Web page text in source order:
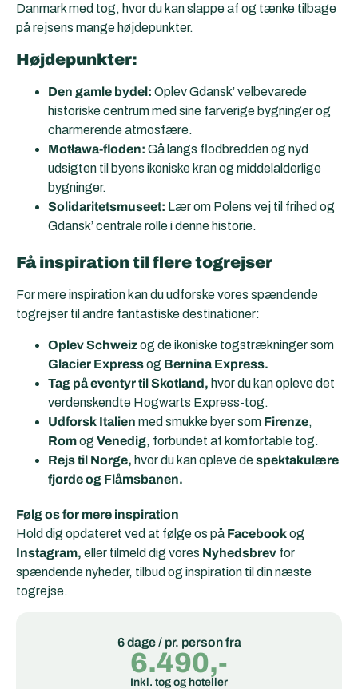
Danmark med tog, hvor du kan slappe af og tænke tilbage
på rejsens mange højdepunkter.
Højdepunkter:
Den gamle bydel: Oplev Gdansk’ velbevarede
historiske centrum med sine farverige bygninger og
charmerende atmosfære.
Motława-floden: Gå langs flodbredden og nyd
udsigten til byens ikoniske kran og middelalderlige
bygninger.
Solidaritetsmuseet: Lær om Polens vej til frihed og
Gdansk’ centrale rolle i denne historie.
Få inspiration til flere togrejser
For mere inspiration kan du udforske vores spændende
togrejser til andre fantastiske destinationer:
Oplev Schweizog de ikoniske togstrækninger som
Glacier Expressog Bernina Express.
Tag på eventyr til Skotland, hvor du kan opleve det
verdenskendte Hogwarts Express-tog.
Udforsk Italien med smukke byer som Firenze,
Romog Venedig, forbundet af komfortable tog.
Rejs til Norge, hvor du kan opleve despektakulære
fjorde og Flåmsbanen.
Følg os for mere inspiration
Hold dig opdateret ved at følge os på Facebookog
Instagram, eller tilmeld dig vores Nyhedsbrev for
spændende nyheder, tilbud og inspiration til din næste
togrejse.
6 dage / pr. person fra
6.490,-
Inkl. tog og hoteller